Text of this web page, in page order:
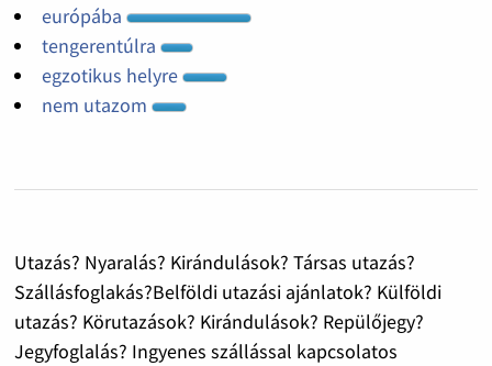
európába
tengerentúlra
egzotikus helyre
nem utazom
Utazás? Nyaralás? Kirándulások? Társas utazás?
Szállásfoglakás?Belföldi utazási ajánlatok? Külföldi
utazás? Körutazások? Kirándulások? Repülőjegy?
Jegyfoglalás? Ingyenes szállással kapcsolatos